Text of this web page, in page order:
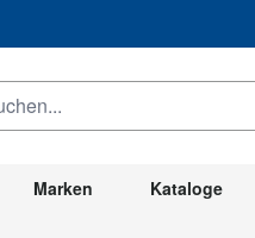
Marken Kataloge